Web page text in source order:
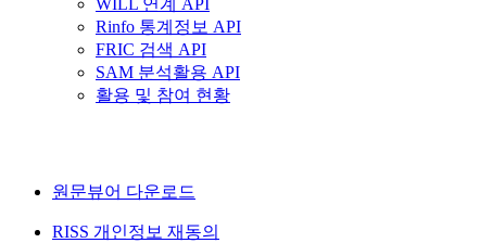
WILL 연계 API
Rinfo 통계정보 API
FRIC 검색 API
SAM 분석활용 API
활용 및 참여 현황
원문뷰어 다운로드
RISS 개인정보 재동의